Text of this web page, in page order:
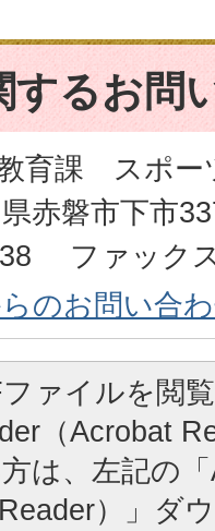
するお問
育課 スポー
赤磐市下市
ファック
のお問い合
ァイルを閲
（Acrobat
は、左記の
）」ダ